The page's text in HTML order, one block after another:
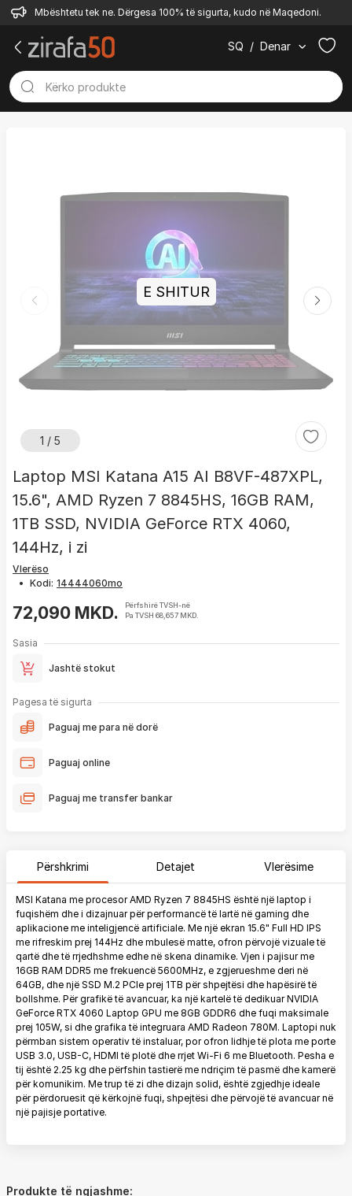
Mbështetu tek ne. Dërgesa 100% të sigurta, kudo në Maqedoni.
SQ / Denar
1 / 5
E SHITUR
Laptop MSI Katana A15 AI B8VF-487XPL,
15.6", AMD Ryzen 7 8845HS, 16GB RAM,
1TB SSD, NVIDIA GeForce RTX 4060,
144Hz, i zi
Vlerëso
• Kodi:
72,090 MKD.
Përfshirë TVSH-në
Pa TVSH 68,657 MKD.
Sasia
Jashtë stokut
Pagesa të sigurta
Paguaj me para në dorë
Paguaj online
Paguaj me transfer bankar
Përshkrimi Detajet Vlerësime
MSI Katana me procesor AMD Ryzen 7 8845HS është një laptop i
fuqishëm dhe i dizajnuar për performancë të lartë në gaming dhe
aplikacione me inteligjencë artificiale. Me një ekran 15.6" Full HD IPS
me rifreskim prej 144Hz dhe mbulesë matte, ofron përvojë vizuale të
qartë dhe të rrjedhshme edhe në skena dinamike. Vjen i pajisur me
16GB RAM DDR5 me frekuencë 5600MHz, e zgjerueshme deri në
64GB, dhe një SSD M.2 PCIe prej 1TB për shpejtësi dhe hapësirë të
bollshme. Për grafikë të avancuar, ka një kartelë të dedikuar NVIDIA
GeForce RTX 4060 Laptop GPU me 8GB GDDR6 dhe fuqi maksimale
prej 105W, si dhe grafika të integruara AMD Radeon 780M. Laptopi nuk
përmban sistem operativ të instaluar, por ofron lidhje të plota me porte
USB 3.0, USB-C, HDMI të plotë dhe rrjet Wi-Fi 6 me Bluetooth. Pesha e
tij është 2.25 kg dhe përfshin tastierë me ndriçim të pasmë dhe kamerë
për komunikim. Me trup të zi dhe dizajn solid, është zgjedhje ideale
për përdoruesit që kërkojnë fuqi, shpejtësi dhe përvojë të avancuar në
një pajisje portative.
Produkte të ngjashme: